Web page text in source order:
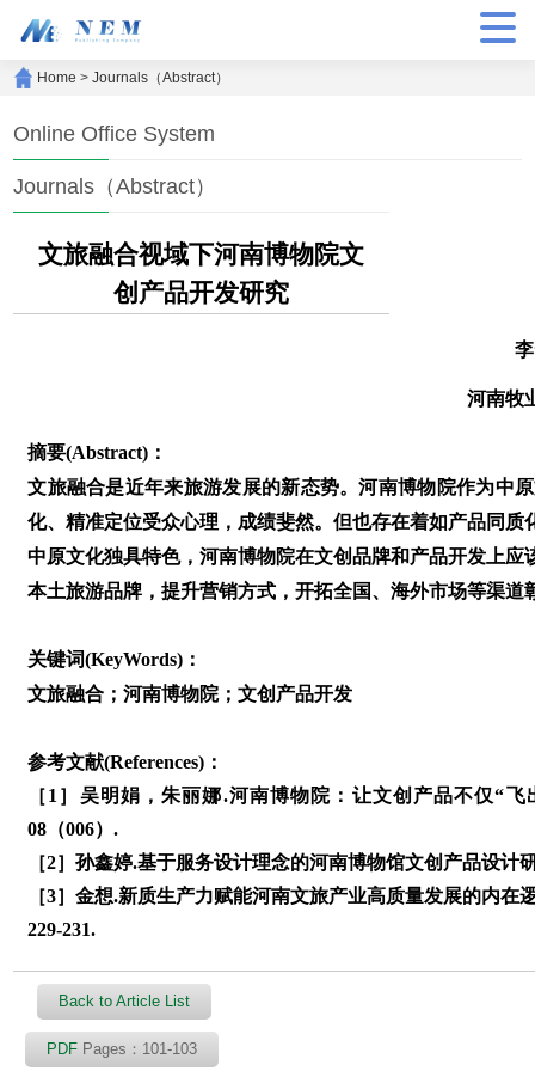
Home >Journals（Abstract）
Online Office System
Journals（Abstract）
文旅融合视域下河南博物院文
创产品开发研究
河南牧
摘要(Abstract)：
文旅融合是近年来旅游发展的新态势。河南博物院作为中
化、精准定位受众心理，成绩斐然。但也存在着如产品同
中原文化独具特色，河南博物院在文创品牌和产品开发上
本土旅游品牌，提升营销方式，开拓全国、海外市场等渠道
关键词(KeyWords)：
文旅融合；河南博物院；文创产品开发
参考文献(References)：
［1］吴明娟，朱丽娜.河南博物院：让文创产品不仅“
08（006）.
［2］孙鑫婷.基于服务设计理念的河南博物馆文创产品设计
［3］金想.新质生产力赋能河南文旅产业高质量发展的内
229-231.
Back to Article List
PDF Pages：101-103